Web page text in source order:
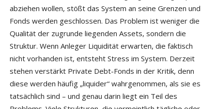
abziehen wollen, stößt das System an seine Grenzen und
Fonds werden geschlossen. Das Problem ist weniger die
Qualität der zugrunde liegenden Assets, sondern die
Struktur. Wenn Anleger Liquidität erwarten, die faktisch
nicht vorhanden ist, entsteht Stress im System. Derzeit
stehen verstärkt Private Debt-Fonds in der Kritik, denn
diese werden häufig „liquider“ wahrgenommen, als sie es
tatsächlich sind – und genau darin liegt ein Teil des